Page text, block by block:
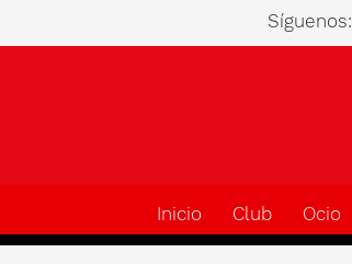
Síguenos:
Inicio Club Ocio